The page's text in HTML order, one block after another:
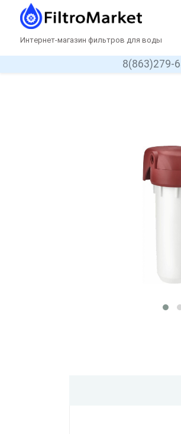
Интернет-магазин фильтров для воды
8(863)279-